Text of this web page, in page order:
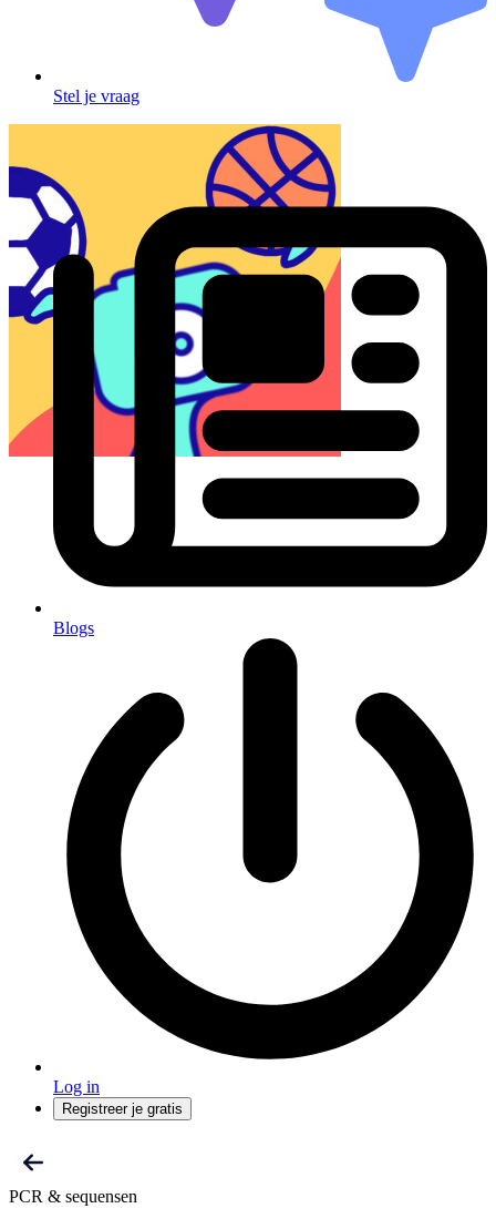
Stel je vraag
Blogs
Log in
Registreer je gratis
PCR & sequensen